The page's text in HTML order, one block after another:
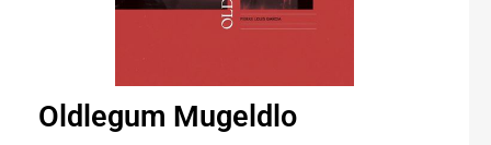
Oldlegum Mugeldlo